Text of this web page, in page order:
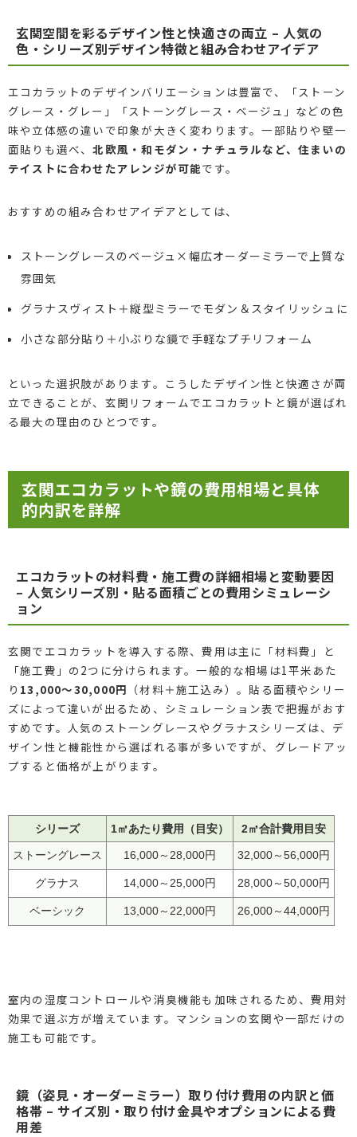
玄関空間を彩るデザイン性と快適さの両立 – 人気の
色・シリーズ別デザイン特徴と組み合わせアイデア
エコカラットのデザインバリエーションは豊富で、「ストーン
グレース・グレー」「ストーングレース・ベージュ」などの色
味や立体感の違いで印象が大きく変わります。一部貼りや壁一
面貼りも選べ、北欧風・和モダン・ナチュラルなど、住まいの
テイストに合わせたアレンジが可能です。
おすすめの組み合わせアイデアとしては、
ストーングレースのベージュ×幅広オーダーミラーで上質な
雰囲気
グラナスヴィスト＋縦型ミラーでモダン＆スタイリッシュに
小さな部分貼り＋小ぶりな鏡で手軽なプチリフォーム
といった選択肢があります。こうしたデザイン性と快適さが両
立できることが、玄関リフォームでエコカラットと鏡が選ばれ
る最大の理由のひとつです。
玄関エコカラットや鏡の費用相場と具体
的内訳を詳解
エコカラットの材料費・施工費の詳細相場と変動要因
– 人気シリーズ別・貼る面積ごとの費用シミュレーシ
ョン
玄関でエコカラットを導入する際、費用は主に「材料費」と
「施工費」の2つに分けられます。一般的な相場は1平米あた
り 13,000～30,000円 （材料＋施工込み）。貼る面積やシリー
ズによって違いが出るため、シミュレーション表で把握がおす
すめです。人気のストーングレースやグラナスシリーズは、デ
ザイン性と機能性から選ばれる事が多いですが、グレードアッ
プすると価格が上がります。
シリーズ 1㎡あたり費用（目安） 2㎡合計費用目安
ストーングレース 16,000～28,000円 32,000～56,000円
グラナス 14,000～25,000円 28,000～50,000円
ベーシック 13,000～22,000円 26,000～44,000円
室内の湿度コントロールや消臭機能も加味されるため、費用対
効果で選ぶ方が増えています。マンションの玄関や一部だけの
施工も可能です。
鏡（姿見・オーダーミラー）取り付け費用の内訳と価
格帯 – サイズ別・取り付け金具やオプションによる費
用差